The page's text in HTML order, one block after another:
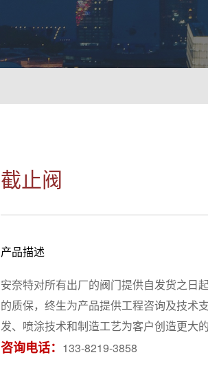
截止阀
产品描述
安奈特对所有出厂的阀门提供自发货之日
的质保，终生为产品提供工程咨询及技术
发、喷涂技术和制造工艺为客户创造更大的
咨询电话： 133-8219-3858